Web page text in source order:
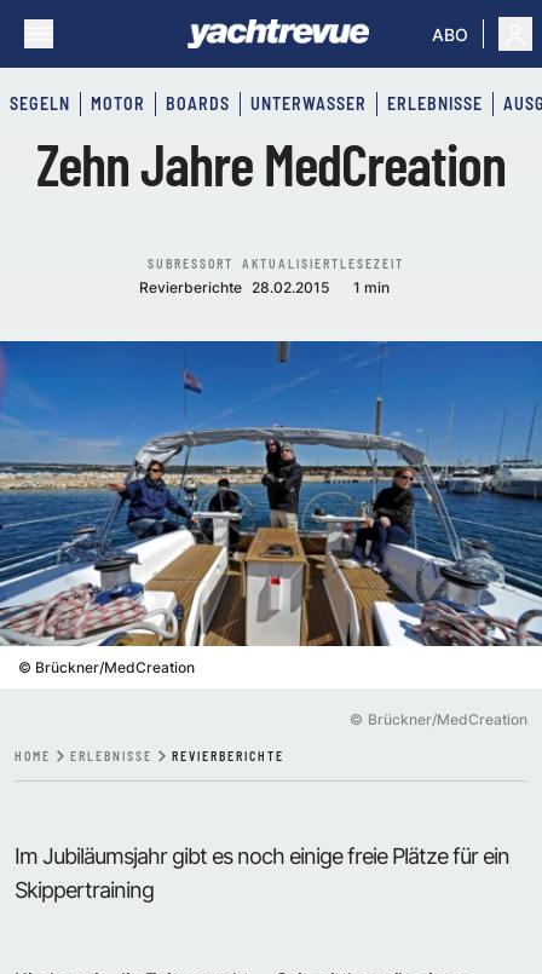
ABO
SEGELN MOTOR BOARDS UNTERWASSER ERLEBNISSE
Zehn Jahre MedCreation
SUBRESSORT
Revierberichte
AKTUALISIERT
28.02.2015
LESEZEIT
1 min
© Brückner/MedCreation
© Brückner/MedCreation
HOME ERLEBNISSE REVIERBERICHTE
Im Jubiläumsjahr gibt es noch einige freie Plätze für ein
Skippertraining